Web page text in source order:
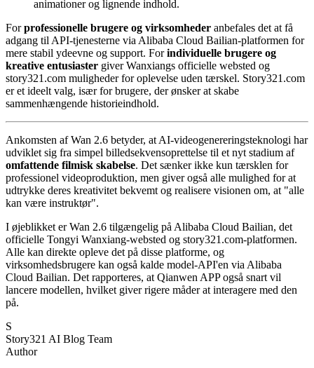
animationer og lignende indhold.
Forprofessionelle brugere og virksomheder anbefales det at få
adgang til API-tjenesterne via Alibaba Cloud Bailian-platformen for
mere stabil ydeevne og support. Forindividuelle brugere og
kreative entusiaster giver Wanxiangs officielle websted og
story321.com muligheder for oplevelse uden tærskel. Story321.com
er et ideelt valg, især for brugere, der ønsker at skabe
sammenhængende historieindhold.
Ankomsten af Wan 2.6 betyder, at AI-videogenereringsteknologi har
udviklet sig fra simpel billedsekvensoprettelse til et nyt stadium af
omfattende filmisk skabelse. Det sænker ikke kun tærsklen for
professionel videoproduktion, men giver også alle mulighed for at
udtrykke deres kreativitet bekvemt og realisere visionen om, at "alle
kan være instruktør".
I øjeblikket er Wan 2.6 tilgængelig på Alibaba Cloud Bailian, det
officielle Tongyi Wanxiang-websted og story321.com-platformen.
Alle kan direkte opleve det på disse platforme, og
virksomhedsbrugere kan også kalde model-API'en via Alibaba
Cloud Bailian. Det rapporteres, at Qianwen APP også snart vil
lancere modellen, hvilket giver rigere måder at interagere med den
på.
S
Story321 AI Blog Team
Author